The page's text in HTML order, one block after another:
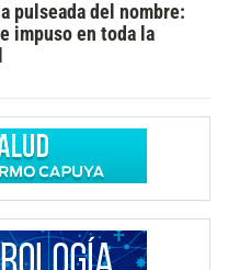
pulseada del nombre:
impuso en toda la